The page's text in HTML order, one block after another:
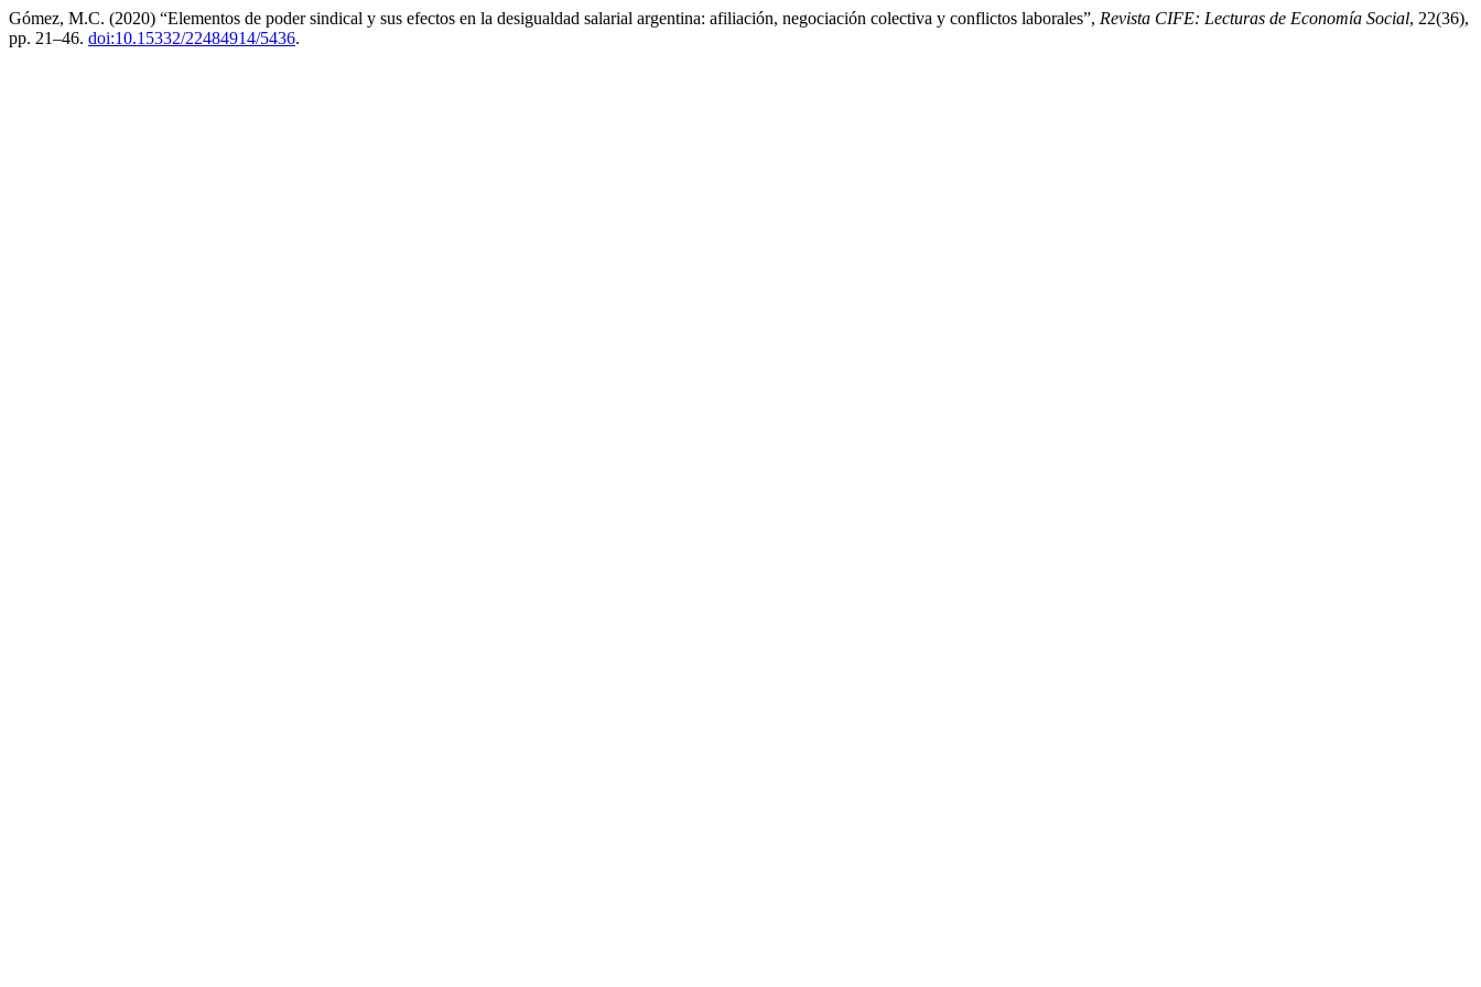
Gómez, M.C. (2020) “Elementos de poder sindical y sus efectos en la desigualdad salarial argentina: afiliación, negociación colectiva y conflictos laborales”, Revista CIFE: Lecturas de Economía Social, 22(36),
pp. 21–46. doi:10.15332/22484914/5436.